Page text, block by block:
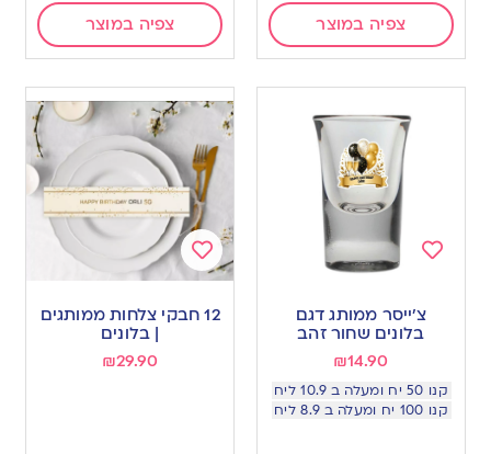
צפיה במוצר צפיה במוצר
wishlist
צ׳ייסר ממותג דגם
בלונים שחור זהב
₪14.90
קנו 50 יח ומעלה ב 10.9 ליח
קנו 100 יח ומעלה ב 8.9 ליח
Add
to
wishlist
12 חבקי צלחות ממותגים
| בלונים
₪29.90